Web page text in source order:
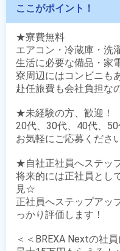
ここがポイント！
★寮費無料
エアコン・冷蔵庫・洗
生活に必要な備品・家
寮周辺にはコンビニも
赴任旅費も会社負担な
★未経験の方、歓迎！
20代、30代、40代、50
お気軽にご応募ください
★自社正社員へステッ
将来的には正社員とし
見☆
正社員へステップアッ
っかり評価します！
＜＜BREXA Nextの社